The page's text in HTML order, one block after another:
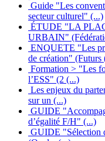
Guide "Les
secteur culturel" (...)
ÉTUDE "LA
URBAIN"
ENQUETE "Les
de création" (Futurs
Formation > "Les
l’ESS" (2 (...)
Les enjeux du
sur un (...)
GUIDE
d’égalité F/H" (...)
GUIDE "Sélection